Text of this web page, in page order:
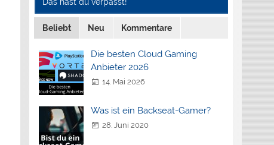
Beliebt Neu Kommentare
Die besten Cloud Gaming
Anbieter 2026
14. Mai 2026
Was ist ein Backseat-Gamer?
28. Juni 2020